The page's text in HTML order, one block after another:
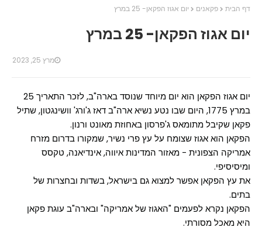
דף הבית פקאנים יום אגוז הפקאן- 25 במרץ
יום אגוז הפקאן- 25 במרץ
מרץ 25, 2023
יום אגוז הפקאן הוא יום מיוחד שנוסד בארה"ב, לזכר התאריך 25
במרץ 1775, היום שבו נטע נשיא ארה"ב דאז ג'ורג' וושינגטון, שתיל
פקאן שקיבל מתומאס ג'פרסון באחוזת מאונט ורנון.
הפקאן הוא אגוז שצומח על עץ פרי נשיר, שמקורו בדרום מזרח
אמריקה הצפונית - מאזור המדינות איווה, אינדיאנה, טקסס
ומיסיסיפי.
את עץ הפקאן אפשר למצוא גם בישראל, בשדות ובחצרות של
בתים.
הפקאן נקרא לפעמים "האגוז של אמריקה" ובארה"ב עוגת פקאן
היא מאכל מסורתי.